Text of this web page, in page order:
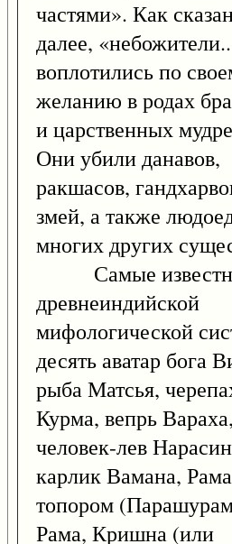
частями». Как
далее,
воплотились по
желанию в родах
и царственных
Они убили данавов,
ракшасов,
змей, а также
многих других
Самые
древнеиндийской
мифологической
десять аватар бога
рыба Матсья,
Курма, вепрь Вараха,
человек-лев
карлик Вамана,
топором
Рама, Кришна (или